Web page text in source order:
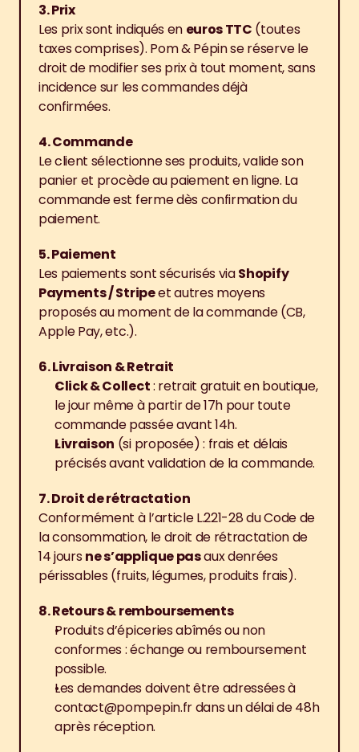
3. Prix
Les prix sont indiqués en euros TTC (toutes
taxes comprises). Pom & Pépin se réserve le
droit de modifier ses prix à tout moment, sans
incidence sur les commandes déjà
confirmées.
4. Commande
Le client sélectionne ses produits, valide son
panier et procède au paiement en ligne. La
commande est ferme dès confirmation du
paiement.
5. Paiement
Les paiements sont sécurisés via Shopify
Payments / Stripe et autres moyens
proposés au moment de la commande (CB,
Apple Pay, etc.).
6. Livraison & Retrait
Click & Collect : retrait gratuit en boutique,
le jour même à partir de 17h pour toute
commande passée avant 14h.
Livraison (si proposée) : frais et délais
précisés avant validation de la commande.
7. Droit de rétractation
Conformément à l’article L.221-28 du Code de
la consommation, le droit de rétractation de
14 jours ne s’applique pas aux denrées
périssables (fruits, légumes, produits frais).
8. Retours & remboursements
Produits d’épiceries abîmés ou non
conformes : échange ou remboursement
possible.
Les demandes doivent être adressées à
contact@pompepin.fr dans un délai de 48h
après réception.